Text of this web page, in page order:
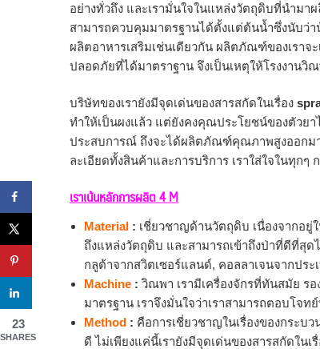
อย่างทั่วถึง และเรามั่นใจในแหล่งวัตถุดิบที่นำมา
สามารถควบคุมมาตรฐานได้ตั้งแต่ต้นน้ำซึ่งนับว่า
ผลิตอาหารเสริมเช่นเดียวกัน ผลิตภัณฑ์ของเรา
ปลอดภัยที่ได้มาตราฐาน จึงเป็นเหตุให้โรงงานวิ
บริษัทของเรายังมีจุดเด่นของสารสกัดในเรื่อง
ทำให้เป็นผงแล้ว แต่ยังคงคุณประโยชน์ของตัวย
ประสบการณ์ ถึงจะได้ผลิตภัณฑ์คุณภาพสูงออกมา
ละเอียดทั้งสินค้าและการบริการ เราใส่ใจในทุกๆ
เราเน้นหลักการผลิต 4 M
Material : เชี่ยวชาญด้านวัตถุดิบ เนื่องจากอยู่
ถึงแหล่งวัตถุดิบ และสามารถเข้าถึงป่าที่ดีที่สุ
กลูต้าจากสวิตเซอร์แลนด์, คอลลาเจนจากปร
Machine : วิณพา เรามีเครื่องจักรที่ทันสมัย ร
มาตรฐาน เราจึงมั่นใจว่าเราสามารถตอบโจ
Method : คือการเชี่ยวชาญในเรื่องของกระ
ดี ไม่เพียงแค่นี้เรายังมีจุดเด่นของสารสกัดในเรื่
23
SHARES